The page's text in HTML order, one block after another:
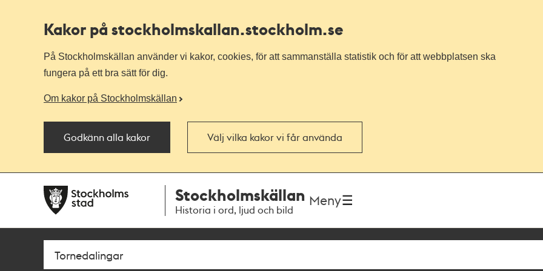
Kakor på stockholmskallan.stockholm.se
På Stockholmskällan använder vi kakor, cookies, för att sammanställa statistik och för att webbplatsen ska
fungera på ett bra sätt för dig.
Om kakor på Stockholmskällan
Godkänn alla kakor Välj vilka kakor vi får använda
navigationen
huvudinnehållet
Stockholmskällan
Historia i ord, ljud och bild
Meny
Sök